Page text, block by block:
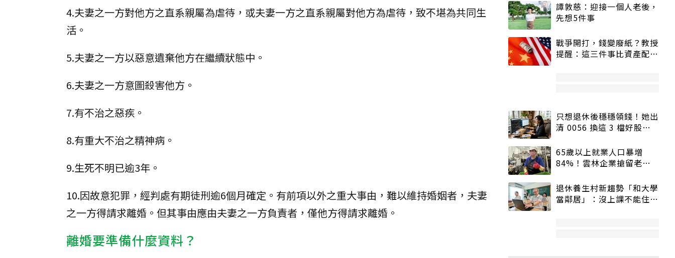
4.夫妻之一方對他方之直系親屬為虐待，或夫妻一方之直系親屬對他方為虐待，致不堪為共同生
活。
5.夫妻之一方以惡意遺棄他方在繼續狀態中。
6.夫妻之一方意圖殺害他方。
7.有不治之惡疾。
8.有重大不治之精神病。
9.生死不明已逾3年。
10.因故意犯罪，經判處有期徒刑逾6個月確定。有前項以外之重大事由，難以維持婚姻者，夫妻
之一方得請求離婚。但其事由應由夫妻之一方負責者，僅他方得請求離婚。
離婚要準備什麼資料？
譚敦慈：迎接一個人老後，
先想5件事
戰爭開打，錢變廢紙？教授
提醒：這三件事比資產配置
只想退休後穩穩領錢！她出
清 0056 換這 3 檔好股：
65歲以上就業人口暴增
84%！雲林企業搶留老員
退休養生村新趨勢「和大學
當鄰居」：沒上課不能住、